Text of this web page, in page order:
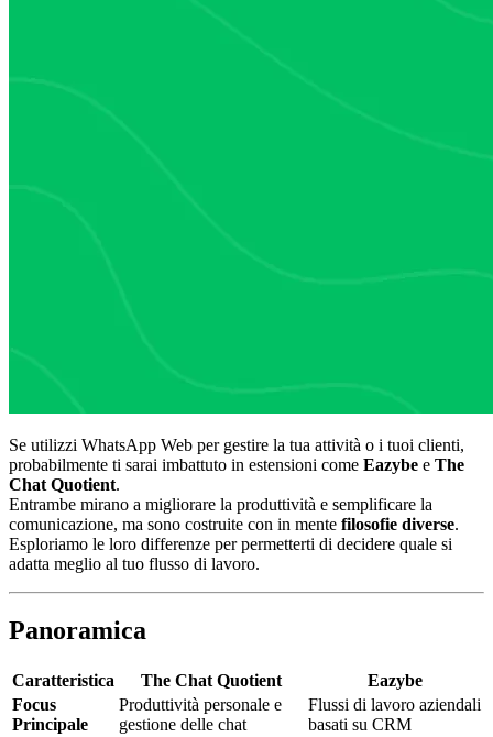
Se utilizzi WhatsApp Web per gestire la tua attività o i tuoi clienti,
probabilmente ti sarai imbattuto in estensioni come Eazybe e The
Chat Quotient.
Entrambe mirano a migliorare la produttività e semplificare la
comunicazione, ma sono costruite con in mente filosofie diverse.
Esploriamo le loro differenze per permetterti di decidere quale si
adatta meglio al tuo flusso di lavoro.
Panoramica
Caratteristica The Chat Quotient
Eazybe
Focus
Principale
Produttività personale e
gestione delle chat
Flussi di lavoro aziendali
basati su CRM